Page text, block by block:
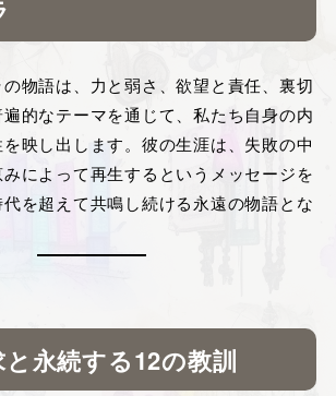
物語は、力と弱さ、欲望と責任、裏切
的なテーマを通じて、私たち自身の内
映し出します。彼の生涯は、失敗の中
によって再生するというメッセージを
を超えて共鳴し続ける永遠の物語とな
永続する12の教訓